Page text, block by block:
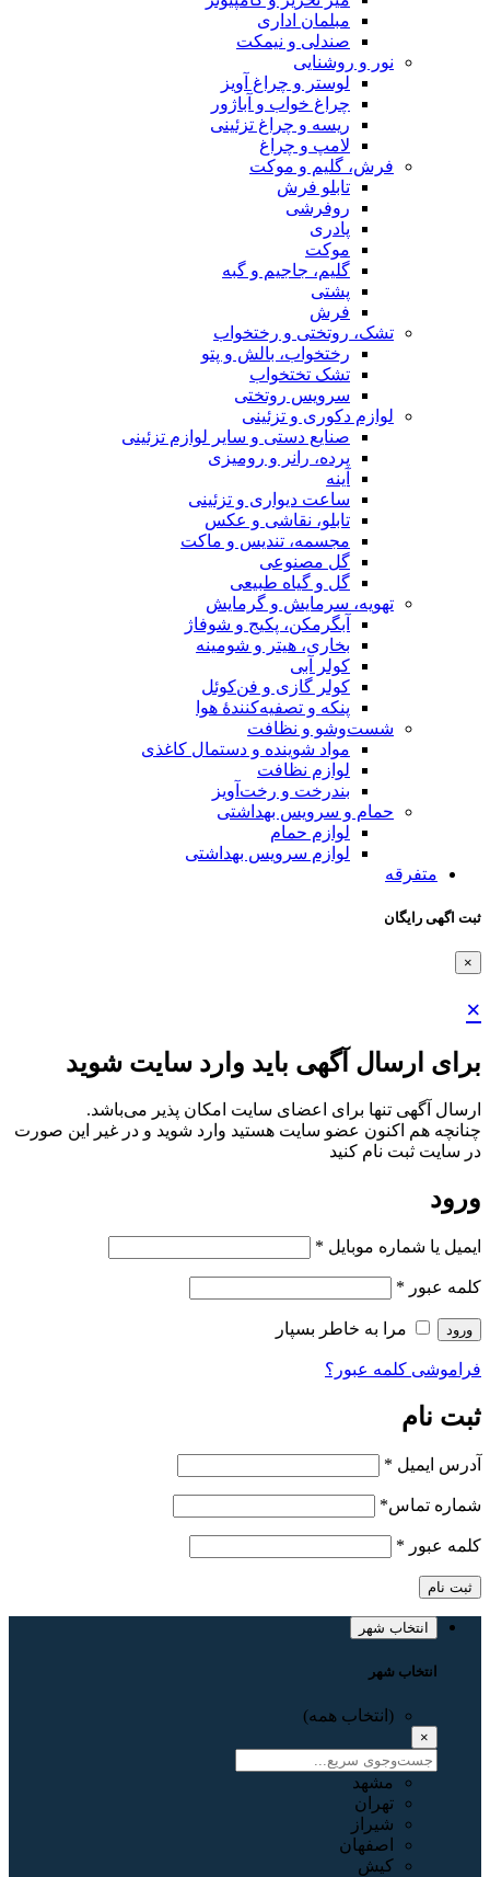
مبلمان اداری
صندلی و نیمکت
نور و روشنایی
لوستر و چراغ آویز
چراغ خواب و آباژور
ریسه و چراغ تزئینی
لامپ و چراغ
فرش، گلیم و موکت
تابلو فرش
روفرشی
پادری
موکت
گلیم، جاجیم و گبه
پشتی
فرش
تشک، روتختی و رختخواب
رختخواب، بالش و پتو
تشک تختخواب
سرویس روتختی
لوازم دکوری و تزئینی
صنایع دستی و سایر لوازم تزئینی
پرده، رانر و رومیزی
آینه
ساعت دیواری و تزئینی
تابلو، نقاشی و عکس
مجسمه، تندیس و ماکت
گل مصنوعی
گل و گیاه طبیعی
تهویه، سرمایش و گرمایش
آبگرمکن، پکیج و شوفاژ
بخاری، هیتر و شومینه
کولر آبی
کولر گازی و فن‌کوئل
پنکه و تصفیه‌کنندهٔ هوا
شست‌وشو و نظافت
مواد شوینده و دستمال کاغذی
لوازم نظافت
بندرخت و رخت‌آویز
حمام و سرویس بهداشتی
لوازم حمام
لوازم سرویس بهداشتی
متفرقه
ثبت اگهی رایگان
×
×
برای ارسال آگهی باید وارد سایت شوید
ارسال آگهی تنها برای اعضای سایت امکان پذیر می‌باشد.
چنانچه هم‌ اکنون عضو سایت هستید وارد شوید و در غیر این صورت
در سایت ثبت نام کنید
ورود
ایمیل یا شماره موبایل *
کلمه عبور *
ورود مرا به خاطر بسپار
فراموشی کلمه عبور؟
ثبت نام
آدرس ایمیل *
شماره تماس*
کلمه عبور *
ثبت نام
انتخاب شهر
انتخاب شهر
(انتخاب همه)
×
مشهد
تهران
شیراز
اصفهان
کیش